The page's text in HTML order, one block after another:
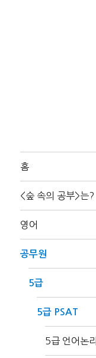
홈
<숲 속의 공부>는?
영어
공무원
5급
5급 PSAT
5급 언어논리